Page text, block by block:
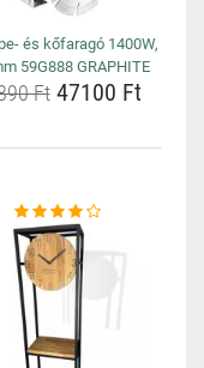
és kőfaragó 1400W,
59G888 GRAPHITE
Ft47100 Ft